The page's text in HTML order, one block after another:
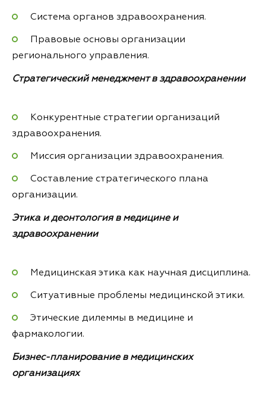
Система органов здравоохранения.
Правовые основы организации
регионального управления.
Стратегический менеджмент в здравоохранении
Конкурентные стратегии организаций
здравоохранения.
Миссия организации здравоохранения.
Составление стратегического плана
организации.
Этика и деонтология в медицине и
здравоохранении
Медицинская этика как научная дисциплина.
Ситуативные проблемы медицинской этики.
Этические дилеммы в медицине и
фармакологии.
Бизнес-планирование в медицинских
организациях